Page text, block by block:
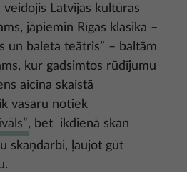
Latvijas kultūras
jāpiemin Rīgas klasika –
un baleta teātris” – baltām
kur gadsimtos rūdījumu
aicina skaistā
vasaru notiek
, bet ikdienā skan
skaņdarbi, ļaujot gūt